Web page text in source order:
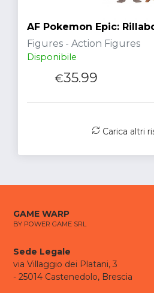
AF Pokemon Epic:
Figures - Action Figures
Disponibile
€35.99
Carica altri
GAME WARP
BY POWER GAME SRL
Sede Legale
via Villaggio dei Platani, 3
- 25014 Castenedolo, Brescia